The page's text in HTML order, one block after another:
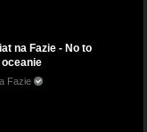
na Fazie - No to
oceanie
Fazie